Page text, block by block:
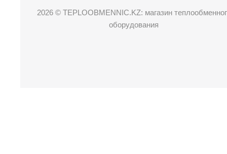
2026 © TEPLOOBMENNIC.KZ: магазин
оборудования